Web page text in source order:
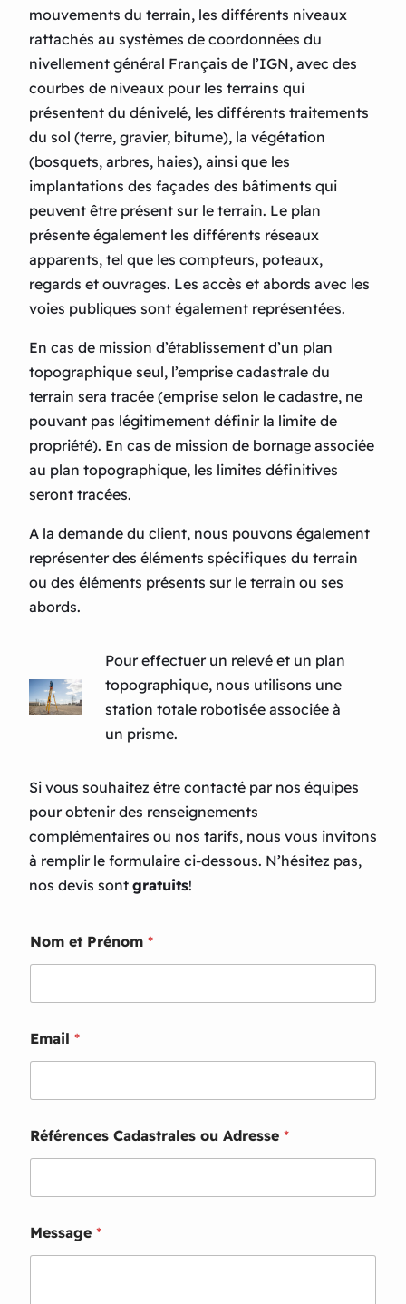
mouvements du terrain, les différents niveaux
rattachés au systèmes de coordonnées du
nivellement général Français de l’IGN, avec des
courbes de niveaux pour les terrains qui
présentent du dénivelé, les différents traitements
du sol (terre, gravier, bitume), la végétation
(bosquets, arbres, haies), ainsi que les
implantations des façades des bâtiments qui
peuvent être présent sur le terrain. Le plan
présente également les différents réseaux
apparents, tel que les compteurs, poteaux,
regards et ouvrages. Les accès et abords avec les
voies publiques sont également représentées.
En cas de mission d’établissement d’un plan
topographique seul, l’emprise cadastrale du
terrain sera tracée (emprise selon le cadastre, ne
pouvant pas légitimement définir la limite de
propriété). En cas de mission de bornage associée
au plan topographique, les limites définitives
seront tracées.
A la demande du client, nous pouvons également
représenter des éléments spécifiques du terrain
ou des éléments présents sur le terrain ou ses
abords.
Pour effectuer un relevé et un plan
topographique, nous utilisons une
station totale robotisée associée à
un prisme.
Si vous souhaitez être contacté par nos équipes
pour obtenir des renseignements
complémentaires ou nos tarifs, nous vous invitons
à remplir le formulaire ci-dessous. N’hésitez pas,
nos devis sont gratuits!
Nom et Prénom *
u
o
Email *
Références Cadastrales ou Adresse *
Message *